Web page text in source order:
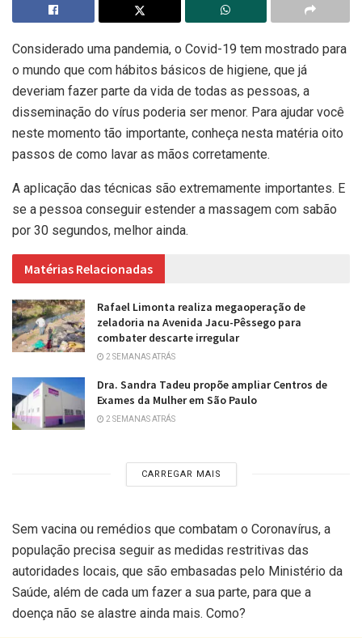
Considerado uma pandemia, o Covid-19 tem mostrado para
o mundo que com hábitos básicos de higiene, que já
deveriam fazer parte da vida de todas as pessoas, a
disseminação do vírus poderia ser menor. Para ajudar você
neste momento tão importante, conheça nesta matéria oito
passos de como lavar as mãos corretamente.
A aplicação das técnicas são extremamente importantes. E
se a pessoa conseguir estender a massagem com sabão
por 30 segundos, melhor ainda.
Matérias Relacionadas
Rafael Limonta realiza megaoperação de
zeladoria na Avenida Jacu-Pêssego para
combater descarte irregular
2 SEMANAS ATRÁS
Dra. Sandra Tadeu propõe ampliar Centros de
Exames da Mulher em São Paulo
2 SEMANAS ATRÁS
CARREGAR MAIS
Sem vacina ou remédios que combatam o Coronavírus, a
população precisa seguir as medidas restritivas das
autoridades locais, que são embasadas pelo Ministério da
Saúde, além de cada um fazer a sua parte, para que a
doença não se alastre ainda mais. Como?